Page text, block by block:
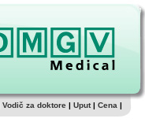
Vodič za doktore | Uput| Cena |